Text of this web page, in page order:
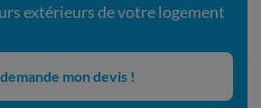
extérieurs de votre logement
demande mon devis !